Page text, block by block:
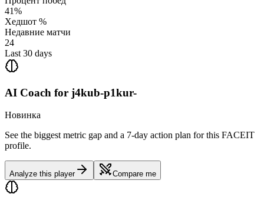
41%
Хедшот %
Недавние матчи
24
Last 30 days
AI Coach for j4kub-p1kur-
Новинка
See the biggest metric gap and a 7-day action plan for this FACEIT
profile.
Analyze this player Compare me